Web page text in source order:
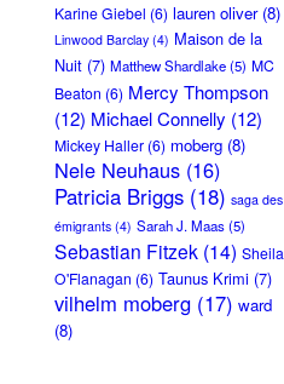
Karine Giebel (6) lauren oliver(8)
Linwood Barclay (4) Maison de la
Nuit (7) Matthew Shardlake(5) MC
Beaton (6) Mercy Thompson
(12) Michael Connelly (12)
Mickey Haller (6) moberg (8)
Nele Neuhaus (16)
Patricia Briggs (18) saga des
émigrants (4) Sarah J. Maas(5)
Sebastian Fitzek (14) Sheila
O'Flanagan (6) Taunus Krimi (7)
vilhelm moberg (17) ward
(8)